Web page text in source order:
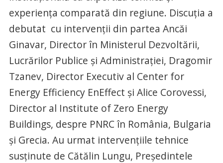
experiența comparată din regiune. Discuția a
debutat cu intervenții din partea Ancăi
Ginavar, Director în Ministerul Dezvoltării,
Lucrărilor Publice și Administrației, Dragomir
Tzanev, Director Executiv al Center for
Energy Efficiency EnEffect și Alice Corovessi,
Director al Institute of Zero Energy
Buildings, despre PNRC în România, Bulgaria
și Grecia. Au urmat intervențiile tehnice
susținute de Cătălin Lungu, Președintele